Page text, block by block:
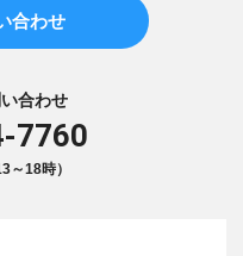
合わせ
合わせ
7760
～18時）